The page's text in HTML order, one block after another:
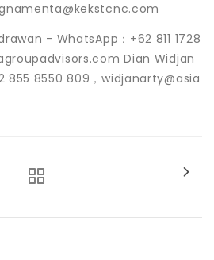
- WhatsApp：+62 811 1728
Dian Widjan
855 8550 809，widjanarty@asia